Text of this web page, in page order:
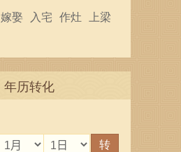
嫁娶 入宅 作灶 上梁
年历转化
转